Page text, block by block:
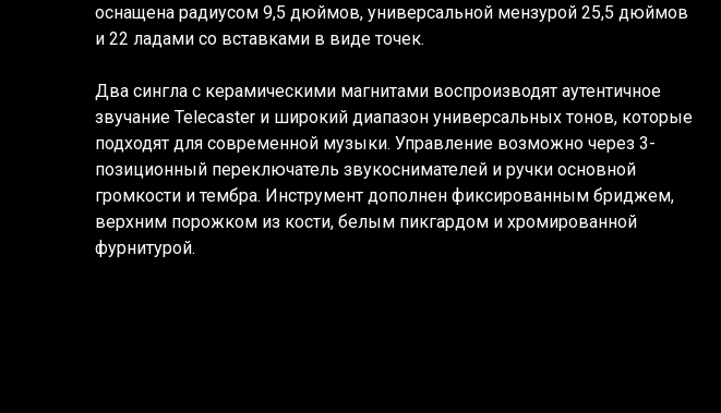
оснащена радиусом 9,5 дюймов, универсальной мензурой 25,5 дюймов
и 22 ладами со вставками в виде точек.
Два сингла с керамическими магнитами воспроизводят аутентичное
звучание Telecaster и широкий диапазон универсальных тонов, которые
подходят для современной музыки. Управление возможно через 3-
позиционный переключатель звукоснимателей и ручки основной
громкости и тембра. Инструмент дополнен фиксированным бриджем,
верхним порожком из кости, белым пикгардом и хромированной
фурнитурой.